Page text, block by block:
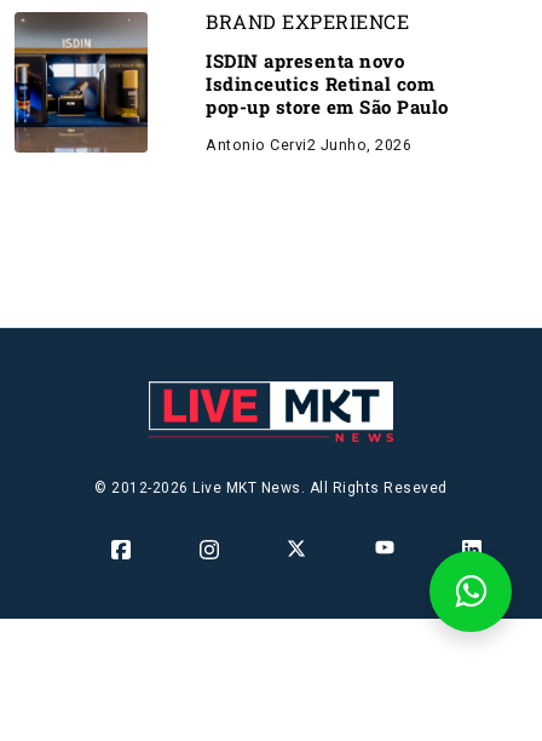
BRAND EXPERIENCE
ISDIN apresenta novo
Isdinceutics Retinal com
pop-up store em São Paulo
Antonio Cervi2 Junho, 2026
© 2012-2026 Live MKT News. All Rights Reseved